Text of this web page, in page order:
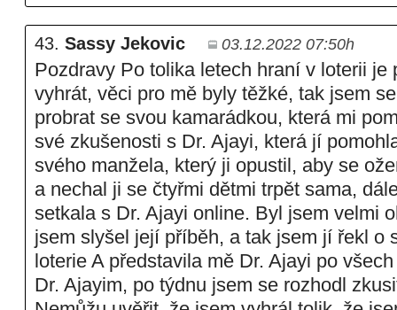
43. Sassy Jekovic 03.12.2022 07:50h
Pozdravy Po tolika letech hraní v loterii je
vyhrát, věci pro mě byly těžké, tak jsem
probrat se svou kamarádkou, která mi
své zkušenosti s Dr. Ajayi, která jí
svého manžela, který ji opustil, aby se
a nechal ji se čtyřmi dětmi trpět sama,
setkala s Dr. Ajayi online. Byl jsem velmi
jsem slyšel její příběh, a tak jsem jí řekl o
loterie A představila mě Dr. Ajayi po
Dr. Ajayim, po týdnu jsem se rozhodl